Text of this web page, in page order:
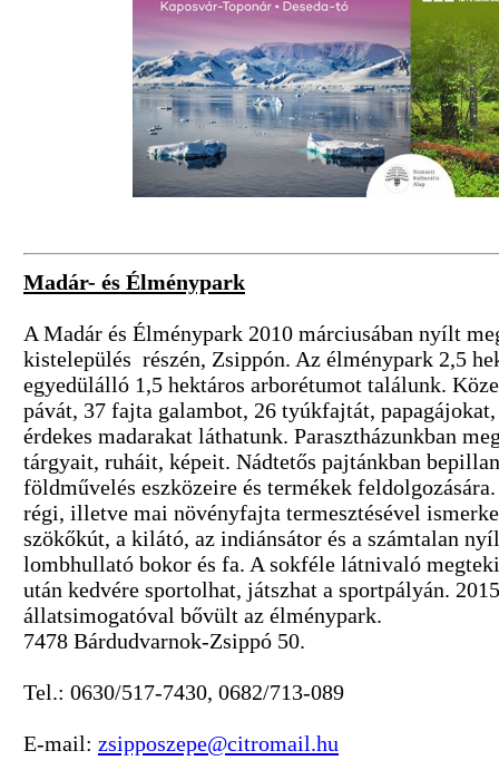
Madár- és Élménypark
A Madár és Élménypark 2010 márciusában nyílt
kistelepülés részén, Zsippón. Az élménypark 2,5
egyedülálló 1,5 hektáros arborétumot találunk.
pávát, 37 fajta galambot, 26 tyúkfajtát,
érdekes madarakat láthatunk. Parasztházunkban
tárgyait, ruháit, képeit. Nádtetős pajtánkban
földművelés eszközeire és termékek
régi, illetve mai növényfajta termesztésével
szökőkút, a kilátó, az indiánsátor és a számtalan
lombhullató bokor és fa. A sokféle látnivaló
után kedvére sportolhat, játszhat a sportpályán.
állatsimogatóval bővült az élménypark.
7478 Bárdudvarnok-Zsippó 50.
Tel.: 0630/517-7430, 0682/713-089
E-mail: zsipposzepe@citromail.hu